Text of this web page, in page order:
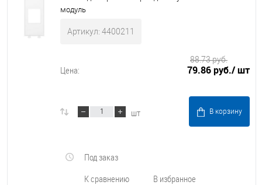
модуль
Артикул: 4400211
Цена: 79.86 руб./ шт
88.73 руб.
шт В корзину
К сравнению В избранное
Под заказ